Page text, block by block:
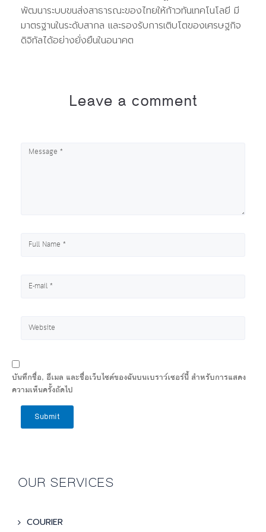
พัฒนาระบบขนส่งสาธารณะของไทยให้ก้าวทันเทคโนโลยี มี
มาตรฐานในระดับสากล และรองรับการเติบโตของเศรษฐกิจ
ดิจิทัลได้อย่างยั่งยืนในอนาคต
Leave a comment
บันทึกชื่อ, อีเมล และชื่อเว็บไซต์ของฉันบนเบราว์เซอร์นี้ สำหรับการแสดง
ความเห็นครั้งถัดไป
Submit
OUR SERVICES
COURIER